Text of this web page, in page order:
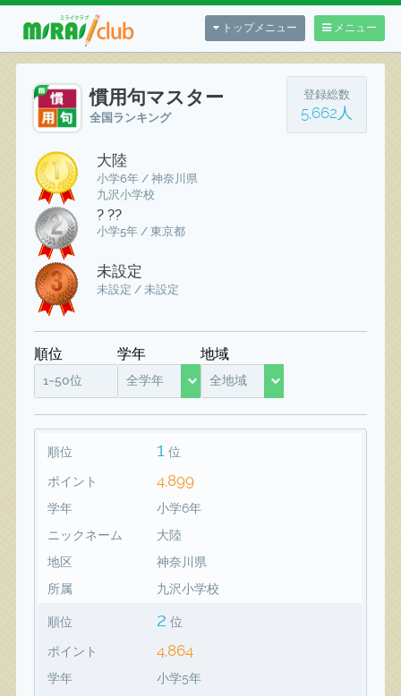
メニュー
トップメニュー
慣用句マスター
全国ランキング
登録総数
5,662人
大陸
小学6年 / 神奈川県
九沢小学校
? ??
小学5年 / 東京都
未設定
未設定 / 未設定
順位
1~50位
学年
全学年
地域
全地域
順位 1 位
ポイント 4,899
学年
小学6年
ニックネーム
大陸
地区
神奈川県
所属
九沢小学校
順位 2 位
ポイント 4,864
学年
小学5年